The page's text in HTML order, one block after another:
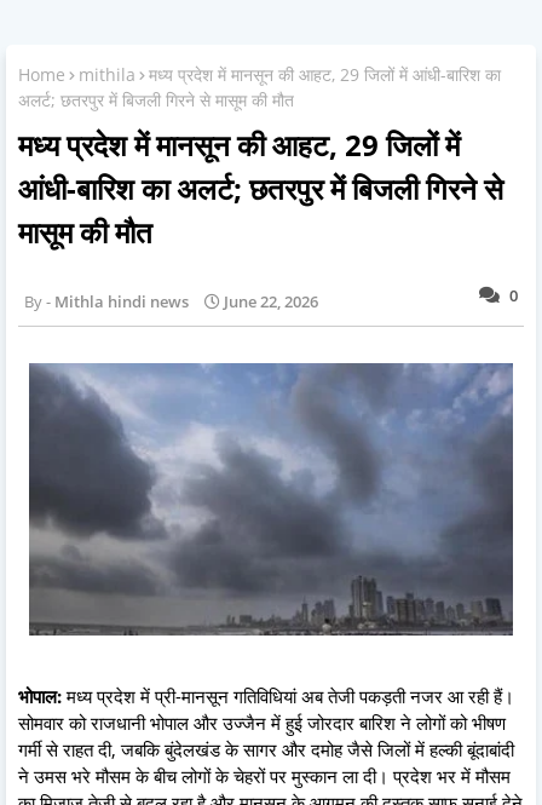
Home mithila
मध्य प्रदेश में मानसून की आहट, 29 जिलों में आंधी-बारिश का
अलर्ट; छतरपुर में बिजली गिरने से मासूम की मौत
मध्य प्रदेश में मानसून की आहट, 29 जिलों में
आंधी-बारिश का अलर्ट; छतरपुर में बिजली गिरने से
मासूम की मौत
0
Mithla hindi news June 22, 2026
भोपाल:मध्य प्रदेश में प्री-मानसून गतिविधियां अब तेजी पकड़ती नजर आ रही हैं।
सोमवार को राजधानी भोपाल और उज्जैन में हुई जोरदार बारिश ने लोगों को भीषण
गर्मी से राहत दी, जबकि बुंदेलखंड के सागर और दमोह जैसे जिलों में हल्की बूंदाबांदी
ने उमस भरे मौसम के बीच लोगों के चेहरों पर मुस्कान ला दी। प्रदेश भर में मौसम